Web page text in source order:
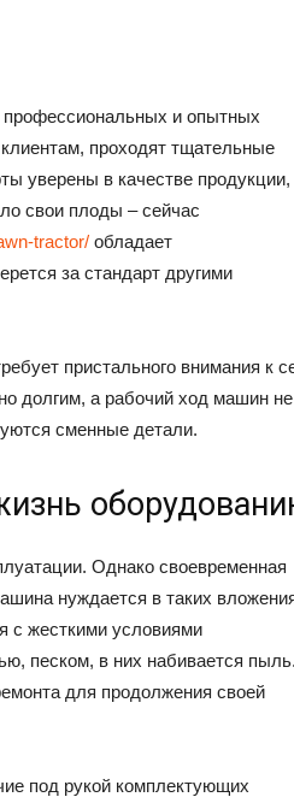
и опытных
проходят тщательные
уверены в качестве продукции,
свои плоды – сейчас
tractor/ обладает
за стандарт другими
пристального внимания к
долгим, а рабочий ход машин не
сменные детали.
Однако своевременная
нуждается в таких
с жесткими условиями
песком, в них набивается пыль.
для продолжения своей
под рукой комплектующих